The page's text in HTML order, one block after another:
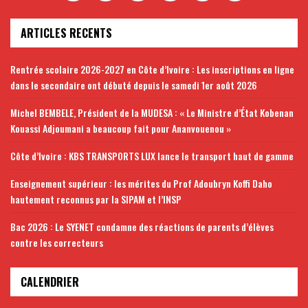
ARTICLES RECENTS
Rentrée scolaire 2026-2027 en Côte d’Ivoire : Les inscriptions en ligne
dans le secondaire ont débuté depuis le samedi 1er août 2026
Michel BEMBELE, Président de la MUDESA : « Le Ministre d’État Kobenan
Kouassi Adjoumani a beaucoup fait pour Ananvouenou »
Côte d’Ivoire : KBS TRANSPORTS LUX lance le transport haut de gamme
Enseignement supérieur : les mérites du Prof Adoubryn Koffi Daho
hautement reconnus par la SIPAM et l’INSP
Bac 2026 : Le SYENET condamne des réactions de parents d’élèves
contre les correcteurs
CALENDRIER